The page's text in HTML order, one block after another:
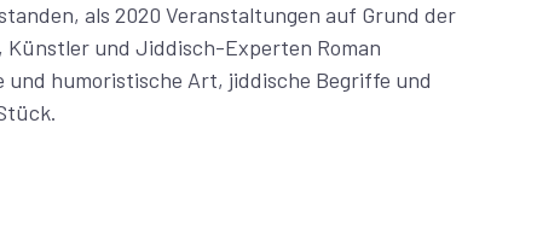
als 2020 Veranstaltungen auf Grund der
Künstler und Jiddisch-Experten Roman
humoristische Art, jiddische Begriffe und